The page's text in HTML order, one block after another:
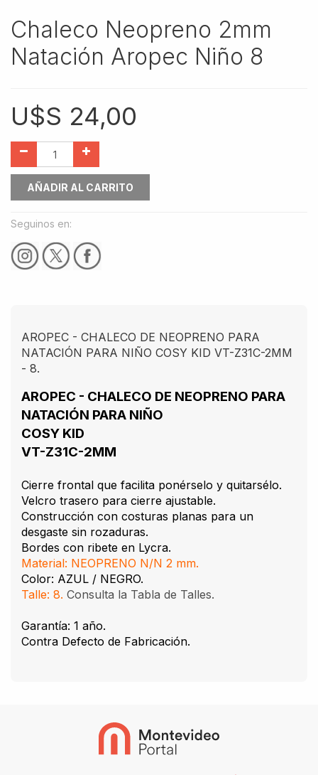
Chaleco Neopreno 2mm
Natación Aropec Niño 8
U$S 24,00
AÑADIR AL CARRITO
Seguinos en:
AROPEC - CHALECO DE NEOPRENO PARA
NATACIÓN PARA NIÑO COSY KID VT-Z31C-2MM
- 8.
AROPEC - CHALECO DE NEOPRENO PARA
NATACIÓN PARA NIÑO
COSY KID
VT-Z31C-2MM
Cierre frontal que facilita ponérselo y quitarsélo.
Velcro trasero para cierre ajustable.
Construcción con costuras planas para un
desgaste sin rozaduras.
Bordes con ribete en Lycra.
Material: NEOPRENO N/N 2 mm.
Color: AZUL / NEGRO.
Talle: 8. Consulta la Tabla de Talles.
Garantía: 1 año.
Contra Defecto de Fabricación.